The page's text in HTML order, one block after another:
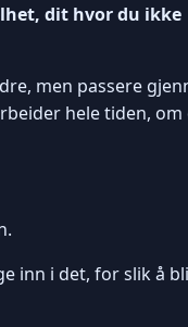
dit hvor du ikke
men passere
hele tiden, om
inn i det, for slik å bli